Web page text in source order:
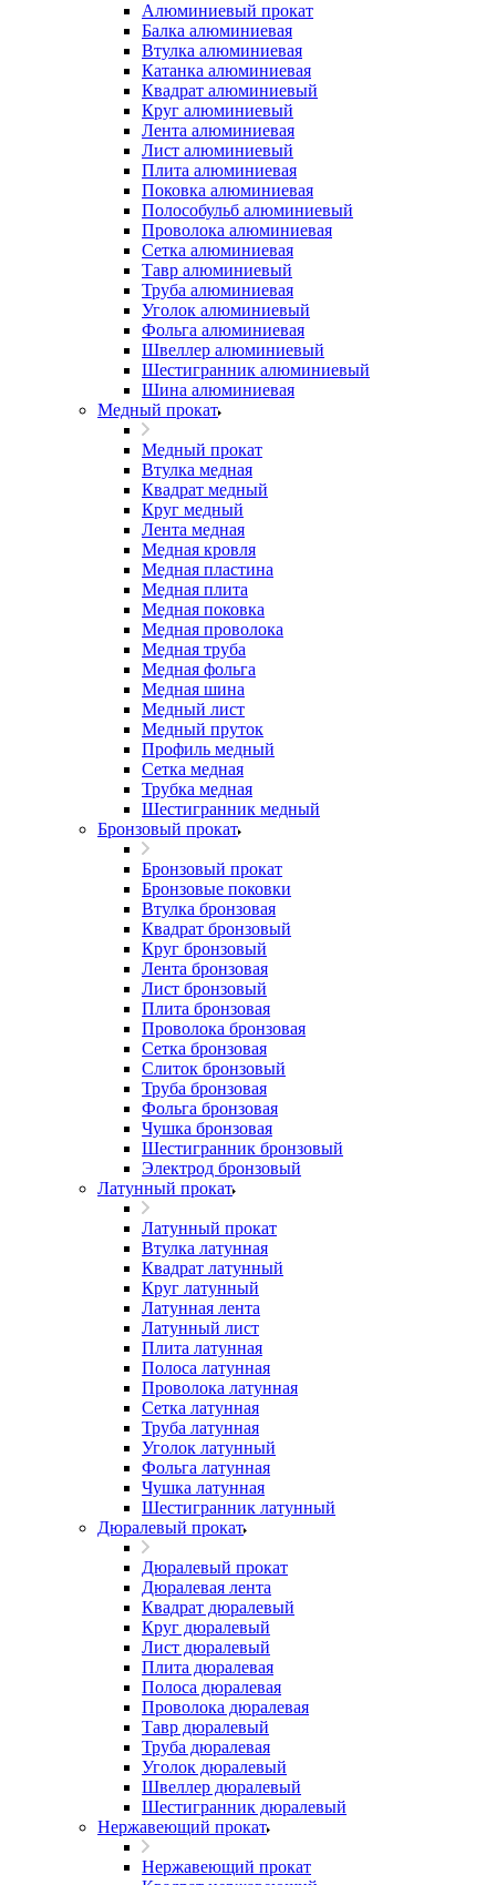
Алюминиевый прокат
Балка алюминиевая
Втулка алюминиевая
Катанка алюминиевая
Квадрат алюминиевый
Круг алюминиевый
Лента алюминиевая
Лист алюминиевый
Плита алюминиевая
Поковка алюминиевая
Полособульб алюминиевый
Проволока алюминиевая
Сетка алюминиевая
Тавр алюминиевый
Труба алюминиевая
Уголок алюминиевый
Фольга алюминиевая
Швеллер алюминиевый
Шестигранник алюминиевый
Шина алюминиевая
Медный прокат
Медный прокат
Втулка медная
Квадрат медный
Круг медный
Лента медная
Медная кровля
Медная пластина
Медная плита
Медная поковка
Медная проволока
Медная труба
Медная фольга
Медная шина
Медный лист
Медный пруток
Профиль медный
Сетка медная
Трубка медная
Шестигранник медный
Бронзовый прокат
Бронзовый прокат
Бронзовые поковки
Втулка бронзовая
Квадрат бронзовый
Круг бронзовый
Лента бронзовая
Лист бронзовый
Плита бронзовая
Проволока бронзовая
Сетка бронзовая
Слиток бронзовый
Труба бронзовая
Фольга бронзовая
Чушка бронзовая
Шестигранник бронзовый
Электрод бронзовый
Латунный прокат
Латунный прокат
Втулка латунная
Квадрат латунный
Круг латунный
Латунная лента
Латунный лист
Плита латунная
Полоса латунная
Проволока латунная
Сетка латунная
Труба латунная
Уголок латунный
Фольга латунная
Чушка латунная
Шестигранник латунный
Дюралевый прокат
Дюралевый прокат
Дюралевая лента
Квадрат дюралевый
Круг дюралевый
Лист дюралевый
Плита дюралевая
Полоса дюралевая
Проволока дюралевая
Тавр дюралевый
Труба дюралевая
Уголок дюралевый
Швеллер дюралевый
Шестигранник дюралевый
Нержавеющий прокат
Нержавеющий прокат